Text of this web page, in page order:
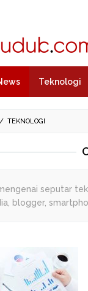
Teknologi
/ TEKNOLOGI
seputar
blogger,